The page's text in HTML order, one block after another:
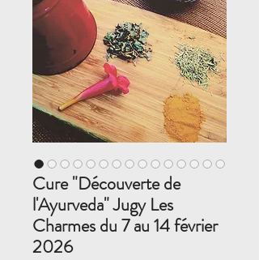
Cure "Découverte de
l'Ayurveda" Jugy Les
Charmes du 7 au 14 février
2026